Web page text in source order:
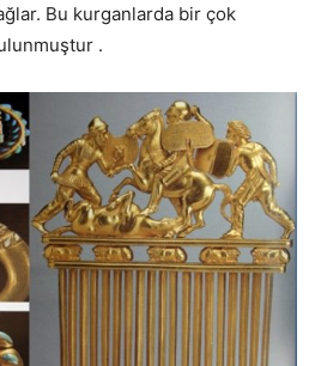
Bu kurganlarda bir çok
.